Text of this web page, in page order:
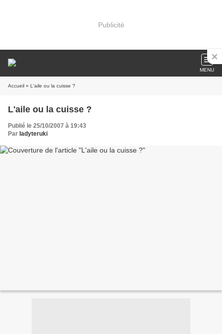
Publicité
MENU
Accueil » L'aile ou la cuisse ?
L'aile ou la cuisse ?
Publié le 25/10/2007 à 19:43
Par ladyteruki